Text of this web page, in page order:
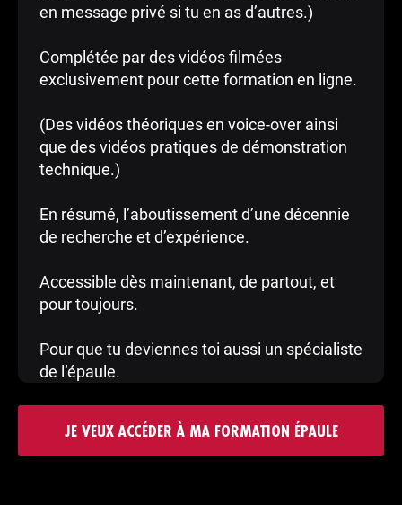
en message privé si tu en as d’autres.)
Complétée par des vidéos filmées
exclusivement pour cette formation en ligne.
(Des vidéos théoriques en voice-over ainsi
que des vidéos pratiques de démonstration
technique.)
En résumé, l’aboutissement d’une décennie
de recherche et d’expérience.
Accessible dès maintenant, de partout, et
pour toujours.
Pour que tu deviennes toi aussi un spécialiste
de l’épaule.
JE VEUX ACCÉDER À MA FORMATION ÉPAULE